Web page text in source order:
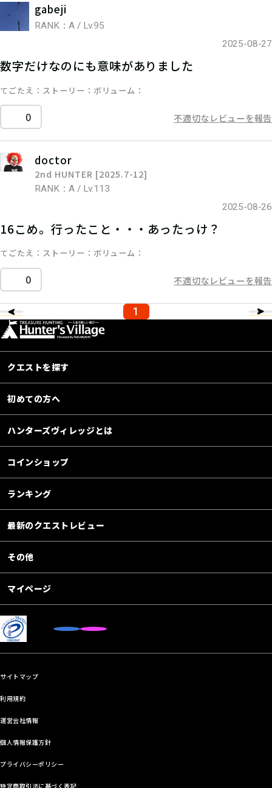
gabeji
RANK：A / Lv.95
2025-08-27
数字だけなのにも意味がありました
てごたえ ストーリー ボリューム
0 不適切なレビューを報告
doctor
2nd HUNTER [2025.7-12]
RANK：A / Lv.113
2025-08-26
16こめ。行ったこと・・・あったっけ？
てごたえ ストーリー ボリューム
0 不適切なレビューを報告
1
クエストを探す
初めての方へ
ハンターズヴィレッジとは
コインショップ
ランキング
最新のクエストレビュー
その他
マイページ
サイトマップ
利用規約
運営会社情報
個人情報保護方針
プライバシーポリシー
特定商取引法に基づく表記